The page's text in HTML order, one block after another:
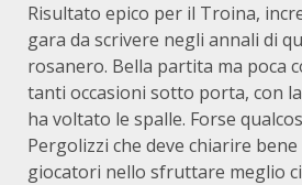
Risultato epico per il Troina,
gara da scrivere negli annali di
rosanero. Bella partita ma poca
tanti occasioni sotto porta, con
ha voltato le spalle. Forse
Pergolizzi che deve chiarire
giocatori nello sfruttare meglio